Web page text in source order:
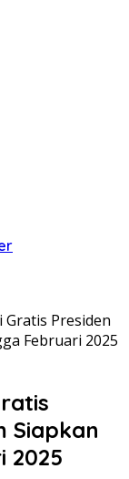
Presiden
Februari 2025
Siapkan
2025